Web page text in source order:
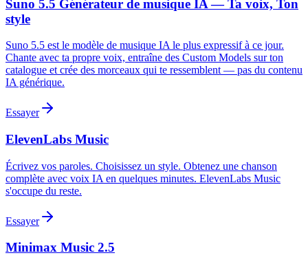
Suno 5.5 Générateur de musique IA — Ta voix, Ton
style
Suno 5.5 est le modèle de musique IA le plus expressif à ce jour.
Chante avec ta propre voix, entraîne des Custom Models sur ton
catalogue et crée des morceaux qui te ressemblent — pas du contenu
IA générique.
Essayer
ElevenLabs Music
Écrivez vos paroles. Choisissez un style. Obtenez une chanson
complète avec voix IA en quelques minutes. ElevenLabs Music
s'occupe du reste.
Essayer
Minimax Music 2.5